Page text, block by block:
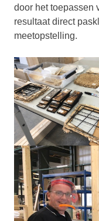
door het toepassen
resultaat direct
meetopstelling.